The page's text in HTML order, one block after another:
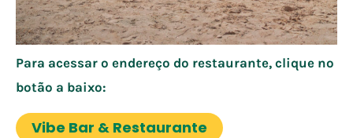
Para acessar o endereço do restaurante, clique no
botão a baixo:
Vibe Bar & Restaurante